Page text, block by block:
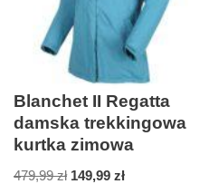
Blanchet II Regatta
damska trekkingowa
kurtka zimowa
479,99zł 149,99 zł